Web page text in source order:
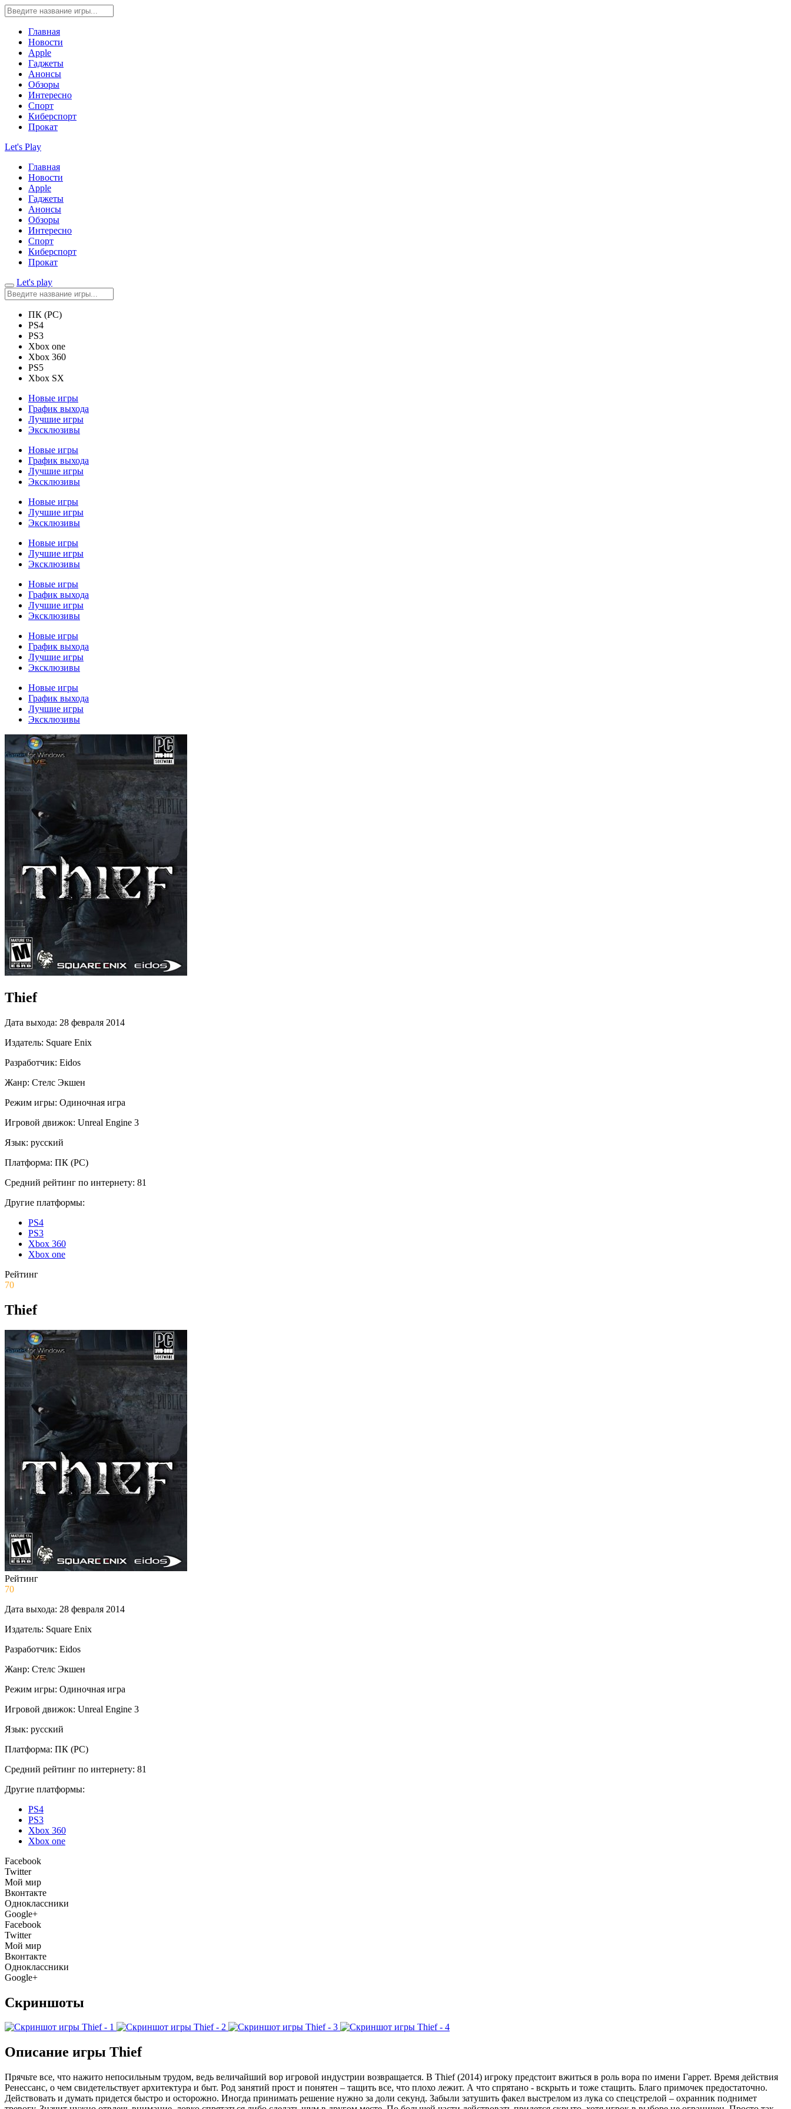
Главная
Новости
Apple
Гаджеты
Анонсы
Обзоры
Интересно
Спорт
Киберспорт
Прокат
Let's Play
Главная
Новости
Apple
Гаджеты
Анонсы
Обзоры
Интересно
Спорт
Киберспорт
Прокат
Let's play
ПК (PC)
PS4
PS3
Xbox one
Xbox 360
PS5
Xbox SX
Новые игры
График выхода
Лучшие игры
Эксклюзивы
Новые игры
График выхода
Лучшие игры
Эксклюзивы
Новые игры
Лучшие игры
Эксклюзивы
Новые игры
Лучшие игры
Эксклюзивы
Новые игры
График выхода
Лучшие игры
Эксклюзивы
Новые игры
График выхода
Лучшие игры
Эксклюзивы
Новые игры
График выхода
Лучшие игры
Эксклюзивы
Thief
Дата выхода: 28 февраля 2014
Издатель: Square Enix
Разработчик: Eidos
Жанр: Стелс Экшен
Режим игры: Одиночная игра
Игровой движок: Unreal Engine 3
Язык: русский
Платформа: ПК (PC)
Средний рейтинг по интернету: 81
Другие платформы:
PS4
PS3
Xbox 360
Xbox one
Рейтинг
70
Thief
Рейтинг
70
Дата выхода: 28 февраля 2014
Издатель: Square Enix
Разработчик: Eidos
Жанр: Стелс Экшен
Режим игры: Одиночная игра
Игровой движок: Unreal Engine 3
Язык: русский
Платформа: ПК (PC)
Средний рейтинг по интернету: 81
Другие платформы:
PS4
PS3
Xbox 360
Xbox one
Facebook
Twitter
Мой мир
Вконтакте
Одноклассники
Google+
Facebook
Twitter
Мой мир
Вконтакте
Одноклассники
Google+
Скриншоты
Описание игры Thief
Прячьте все, что нажито непосильным трудом, ведь величайший вор игровой индустрии возвращается. В Thief (2014) игроку предстоит вжиться в роль вора по имени Гаррет. Время действия
Ренессанс, о чем свидетельствует архитектура и быт. Род занятий прост и понятен – тащить все, что плохо лежит. А что спрятано - вскрыть и тоже стащить. Благо примочек предостаточно.
Действовать и думать придется быстро и осторожно. Иногда принимать решение нужно за доли секунд. Забыли затушить факел выстрелом из лука со спецстрелой – охранник поднимет